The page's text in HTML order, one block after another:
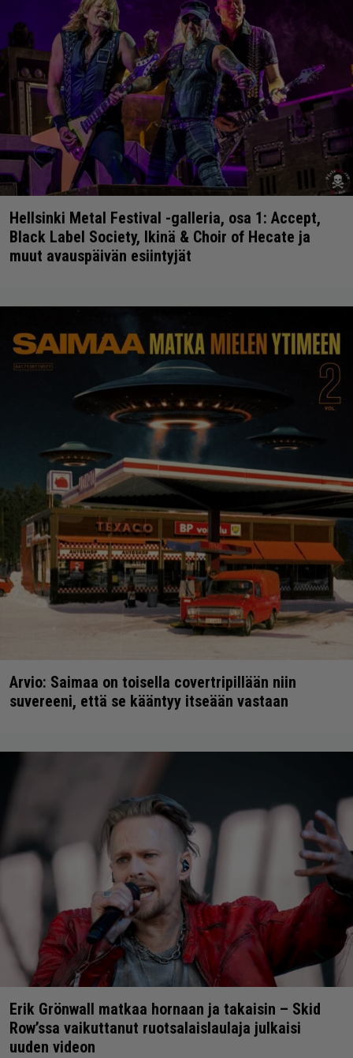
Hellsinki Metal Festival -galleria, osa 1: Accept,
Black Label Society, Ikinä & Choir of Hecate ja
muut avauspäivän esiintyjät
Arvio: Saimaa on toisella covertripillään niin
suvereeni, että se kääntyy itseään vastaan
Erik Grönwall matkaa hornaan ja takaisin – Skid
Row’ssa vaikuttanut ruotsalaislaulaja julkaisi
uuden videon